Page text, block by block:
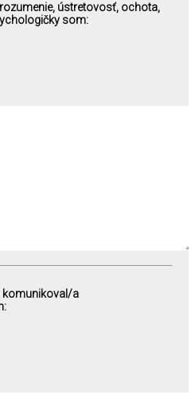
ústretovosť, ochota,
som:
komunikoval/a